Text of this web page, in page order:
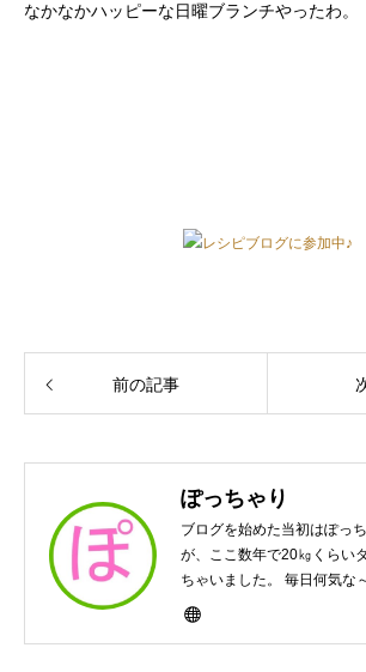
なかなかハッピーな日曜ブランチやったわ。
レシピブログに参加中♪
前の記事
ぽっちゃり
ブログを始めた当初はぽっ
が、ここ数年で20㎏くらい
ちゃいました。 毎日何気な
作ってますんで、ゆる～い